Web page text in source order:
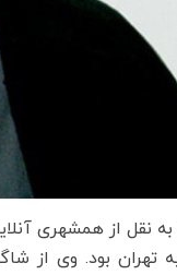
به نقل از همشهری
تهران بود. وی از